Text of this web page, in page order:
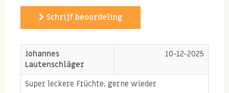
large dadels. Afhankelijk van de boer zit er ook
andere en de mate waarom het vliesje om de dadel zit
verschilt ook.
Bas Boer Noten kiest uitsluitend voor een
Schrijf beoordeling
Johannes
Lautenschläger
10-12-2025
Super leckere Früchte, gerne wieder